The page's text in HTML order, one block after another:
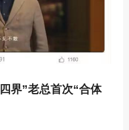
界”老总首次“合体